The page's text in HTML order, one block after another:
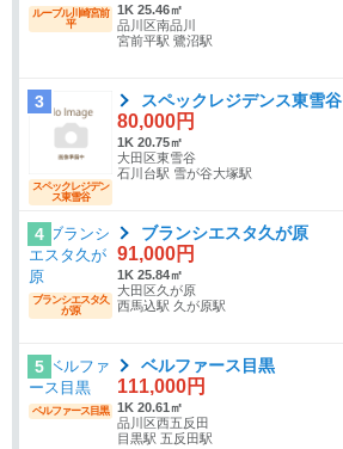
ルーブル川崎宮前
平
1K 25.46㎡
品川区南品川
宮前平駅 鷺沼駅
3
スペックレジデン
ス東雪谷
スペックレジデンス東雪谷
80,000円
1K 20.75㎡
大田区東雪谷
石川台駅 雪が谷大塚駅
4
ブランシエスタ久
が原
ブランシエスタ久が原
91,000円
1K 25.84㎡
大田区久が原
西馬込駅 久が原駅
5
ベルファース目黒
ベルファース目黒
111,000円
1K 20.61㎡
品川区西五反田
目黒駅 五反田駅